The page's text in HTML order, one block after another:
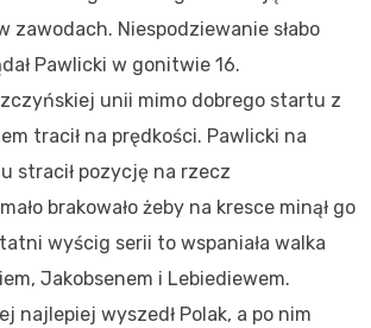
zawodach. Niespodziewanie słabo
Pawlicki w gonitwie 16.
unii mimo dobrego startu z
tracił na prędkości. Pawlicki na
stracił pozycję na rzecz
brakowało żeby na kresce minął go
wyścig serii to wspaniała walka
Jakobsenem i Lebiediewem.
najlepiej wyszedł Polak, a po nim